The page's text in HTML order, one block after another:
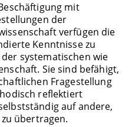
mit
der
verfügen die
Kenntnisse zu
systematischen wie
Sie sind befähigt,
Fragestellung
reflektiert
auf andere,
übertragen.